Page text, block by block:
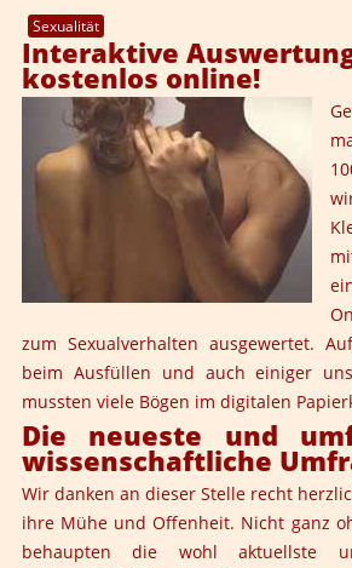
Sexualität
Interaktive
kostenlos online!
zum Sexualverhalten ausgewertet.
beim Ausfüllen und auch einiger
mussten viele Bögen im digitalen
Die neueste und
wissenschaftliche
Wir danken an dieser Stelle recht
ihre Mühe und Offenheit. Nicht ganz
behaupten die wohl aktuellste